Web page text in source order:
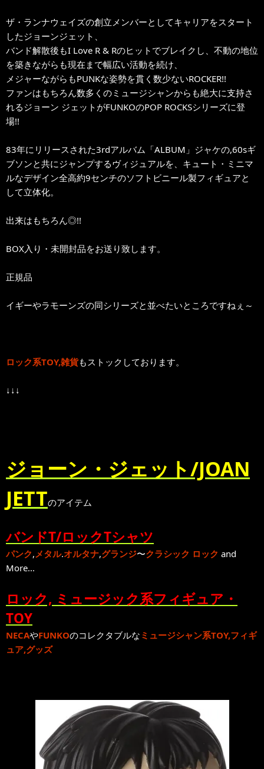
ザ・ランナウェイズの創立メンバーとしてキャリアをスタート
したジョーンジェット、
バンド解散後もI Love R & Rのヒットでブレイクし、不動の地位
を築きながらも現在まで幅広い活動を続け、
メジャーながらもPUNKな姿勢を貫く数少ないROCKER!!
ファンはもちろん数多くのミュージシャンからも絶大に支持さ
れるジョーン ジェットがFUNKOのPOP ROCKSシリーズに登
場!!
83年にリリースされた3rdアルバム「ALBUM」ジャケの,60sギ
ブソンと共にジャンプするヴィジュアルを、キュート・ミニマ
ルなデザイン全高約9センチのソフトビニール製フィギュアと
して立体化。
出来はもちろん◎!!
BOX入り・未開封品をお送り致します。
正規品
イギーやラモーンズの同シリーズと並べたいところですねぇ～
ロック系TOY,雑貨もストックしております。
↓↓↓
ジョーン・ジェット/JOAN
JETTのアイテム
バンドT/ロックTシャツ
パンク, メタル.オルタナ,グランジ〜クラシック ロック and
More...
ロック, ミュージック系フィギュア・
TOY
NECAやFUNKOのコレクタブルな ミュージシャン系TOY,フィギ
ュア,グッズ